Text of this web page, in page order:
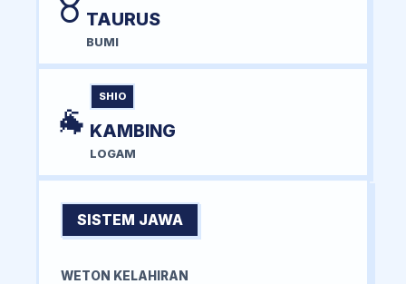
♉TAURUS
BUMI
🐐
SHIO
KAMBING
LOGAM
SISTEM JAWA
WETON KELAHIRAN